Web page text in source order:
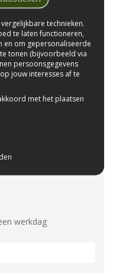
werkdag
technieken.
te laten functioneren,
en om gepersonaliseerde
tonen (bijvoorbeeld via
persoonsgegevens
jouw interesses af te
met het plaatsen